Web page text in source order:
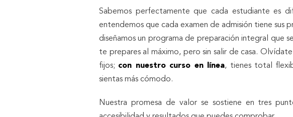
Sabemos perfectamente que cada estudiante es
entendemos que cada examen de admisión tiene sus
diseñamos un programa de preparación integral que
te prepares al máximo, pero sin salir de casa.
fijos; con nuestro curso en línea, tienes total
sientas más cómodo.
Nuestra promesa de valor se sostiene en tres